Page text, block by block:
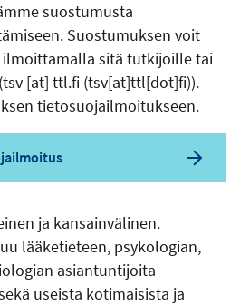
suostumusta
Suostumuksen voit
sitä tutkijoille tai
tsv [at] ttl.fi (tsv[at]ttl[dot]fi)).
tietosuojailmoitukseen.
ja kansainvälinen.
lääketieteen, psykologian,
asiantuntijoita
useista kotimaisista ja